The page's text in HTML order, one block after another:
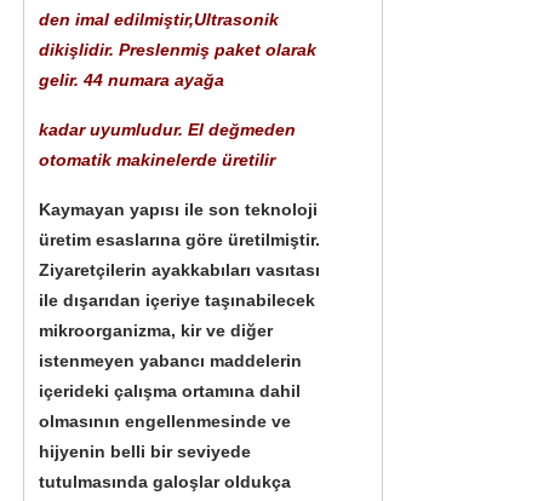
den imal edilmiştir,Ultrasonik
dikişlidir. Preslenmiş paket olarak
gelir. 44 numara ayağa
kadar uyumludur. El değmeden
otomatik makinelerde üretilir
Kaymayan yapısı ile son teknoloji
üretim esaslarına göre üretilmiştir.
Ziyaretçilerin ayakkabıları vasıtası
ile dışarıdan içeriye taşınabilecek
mikroorganizma, kir ve diğer
istenmeyen yabancı maddelerin
içerideki çalışma ortamına dahil
olmasının engellenmesinde ve
hijyenin belli bir seviyede
tutulmasında galoşlar oldukça